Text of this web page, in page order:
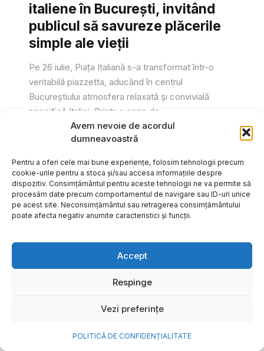
Avem nevoie de acordul
dumneavoastră
Pentru a oferi cele mai bune experiențe, folosim tehnologii precum
cookie-urile pentru a stoca și/sau accesa informațiile despre
dispozitiv. Consimțământul pentru aceste tehnologii ne va permite să
procesăm date precum comportamentul de navigare sau ID-uri unice
pe acest site. Neconsimțământul sau retragerea consimțământului
poate afecta negativ anumite caracteristici și funcții.
Accept
Respinge
Vezi preferințe
POLITICĂ DE CONFIDENȚIALITATE
italiene în București, invitând
publicul să savureze plăcerile
simple ale vieții
Pe 26 iulie, Piața Italiană s-a transformat într-o
veritabilă piazzetta, aducând în centrul
Bucureștiului atmosfera relaxată și convivială
specifică Italiei. Printr-o serie de...
Gabriel Barliga
frumoase amintiri ale verii într-